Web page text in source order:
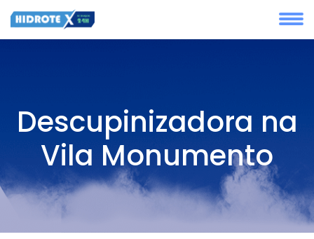
Descupinizadora na
Vila Monumento